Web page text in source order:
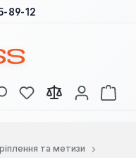
89-12
У вас є 0 у списку
та метизи